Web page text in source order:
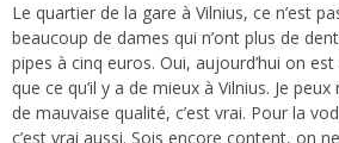
Le quartier de la gare à Vilnius, ce n’est
beaucoup de dames qui n’ont plus de
pipes à cinq euros. Oui, aujourd’hui on est
que ce qu’il y a de mieux à Vilnius. Je
de mauvaise qualité, c’est vrai. Pour la
c’est vrai aussi. Sois encore content, on